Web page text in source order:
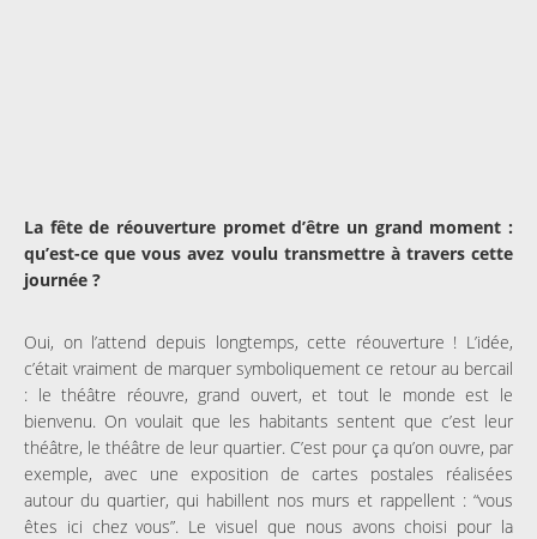
La fête de réouverture promet d’être un grand moment :
qu’est-ce que vous avez voulu transmettre à travers cette
journée ?
Oui, on l’attend depuis longtemps, cette réouverture ! L’idée,
c’était vraiment de marquer symboliquement ce retour au bercail
: le théâtre réouvre, grand ouvert, et tout le monde est le
bienvenu. On voulait que les habitants sentent que c’est leur
théâtre, le théâtre de leur quartier. C’est pour ça qu’on ouvre, par
exemple, avec une exposition de cartes postales réalisées
autour du quartier, qui habillent nos murs et rappellent : “vous
êtes ici chez vous”. Le visuel que nous avons choisi pour la